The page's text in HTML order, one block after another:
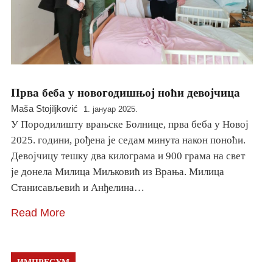
Прва беба у новогодишњој ноћи девојчица
Maša Stojiljković 1. јануар 2025.
У Породилишту врањске Болнице, прва беба у Новоj
2025. години, рођена jе седам минута након поноћи.
Девоjчицу тешку два килограма и 900 грама на свет
jе донела Милица Миљковић из Врања. Милица
Станисављевић и Анђелина…
Read More